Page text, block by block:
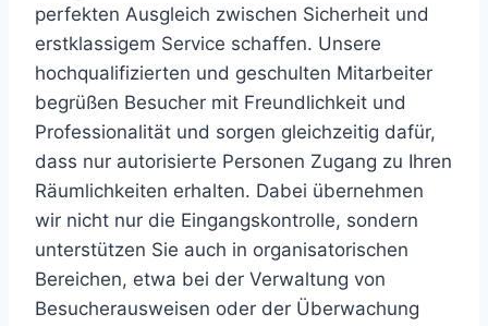
perfekten Ausgleich zwischen Sicherheit und
erstklassigem Service schaffen. Unsere
hochqualifizierten und geschulten Mitarbeiter
begrüßen Besucher mit Freundlichkeit und
Professionalität und sorgen gleichzeitig dafür,
dass nur autorisierte Personen Zugang zu Ihren
Räumlichkeiten erhalten. Dabei übernehmen
wir nicht nur die Eingangskontrolle, sondern
unterstützen Sie auch in organisatorischen
Bereichen, etwa bei der Verwaltung von
Besucherausweisen oder der Überwachung